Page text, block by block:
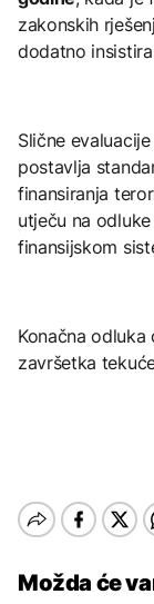
zakonskih
dodatno
Slične
postavlja
finansiranja
utječu na
finansijskom
Konačna odluka
završetka
Možda će